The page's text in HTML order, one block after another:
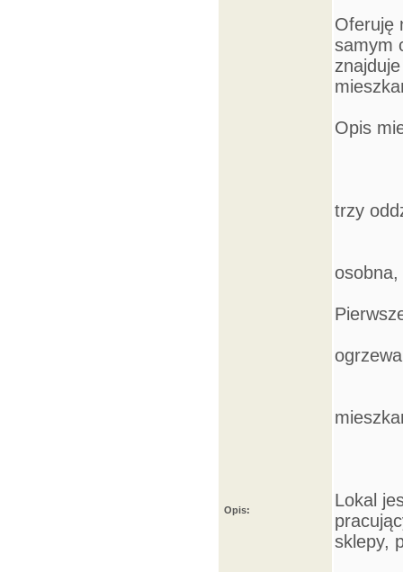
Opis:
Oferuję
samym
Opis
trzy
osobna,
Lokal
sklepy,